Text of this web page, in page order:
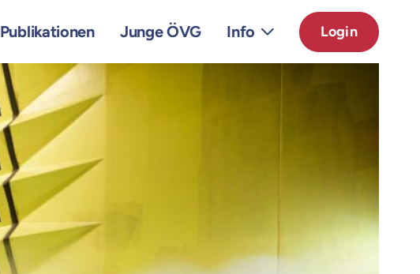
Publikationen Junge ÖVG Info Login